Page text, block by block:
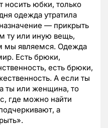
юбки, только
одежда утратила
— прикрыть
ту или иную вещь,
мы являемся. Одежда
Есть брюки,
есть брюки,
А если ты
ты или женщина, то
где можно найти
а